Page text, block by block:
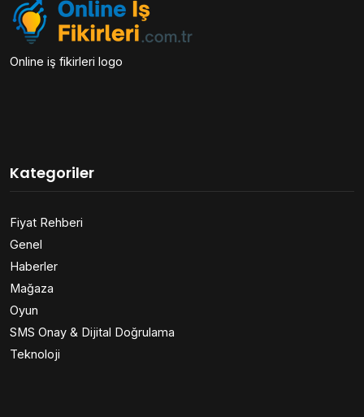
Online iş fikirleri logo
Kategoriler
Fiyat Rehberi
Genel
Haberler
Mağaza
Oyun
SMS Onay & Dijital Doğrulama
Teknoloji